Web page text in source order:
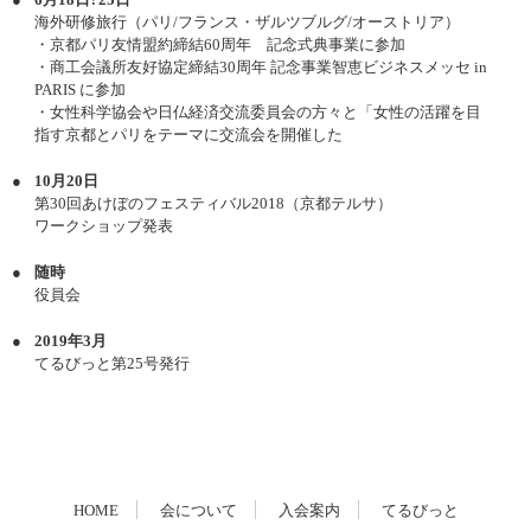
海外研修旅行（パリ/フランス・ザルツブルグ/オーストリア）
・京都パリ友情盟約締結60周年 記念式典事業に参加
・商工会議所友好協定締結30周年 記念事業智恵ビジネスメッセ in
PARIS に参加
・女性科学協会や日仏経済交流委員会の方々と「女性の活躍を目
指す京都とパリをテーマに交流会を開催した
10月20日
第30回あけぼのフェスティバル2018（京都テルサ）
ワークショップ発表
随時
役員会
2019年3月
てるびっと第25号発行
HOME 会について 入会案内 てるびっと